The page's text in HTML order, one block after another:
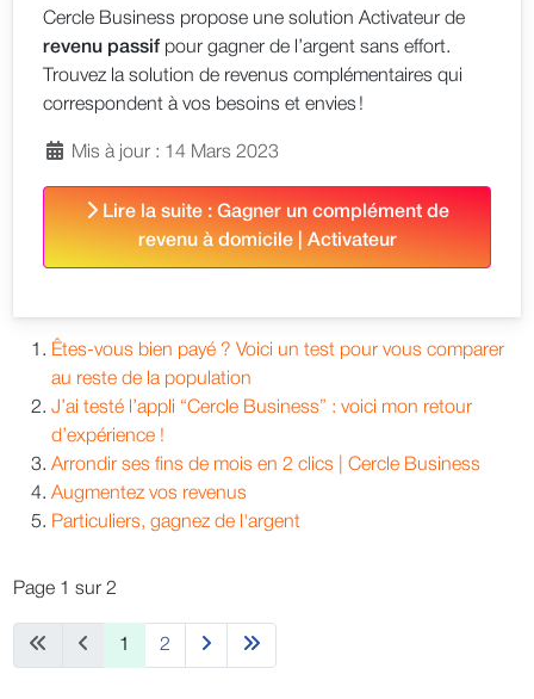
Cercle Business propose une solution Activateur de
revenu passif pour gagner de l’argent sans effort.
Trouvez la solution de revenus complémentaires qui
correspondent à vos besoins et envies !
Mis à jour : 14 Mars 2023
Lire la suite : Gagner un complément de
revenu à domicile | Activateur
Êtes-vous bien payé ? Voici un test pour vous comparer
au reste de la population
J’ai testé l’appli “Cercle Business” : voici mon retour
d’expérience !
Arrondir ses fins de mois en 2 clics | Cercle Business
Augmentez vos revenus
Particuliers, gagnez de l'argent
Page 1 sur 2
1 2